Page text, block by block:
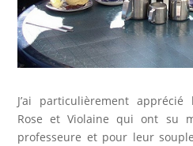
J’ai particulièrement apprécié
Rose et Violaine qui ont su
professeure et pour leur